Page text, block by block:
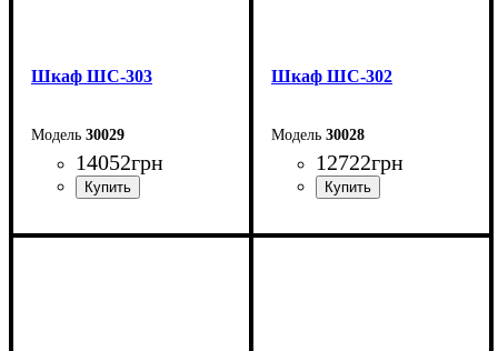
Шкаф ШС-303
30029
14052грн
Ширина: 100 см
Шкаф ШС-302
30028
12722грн
Ширина: 100 см